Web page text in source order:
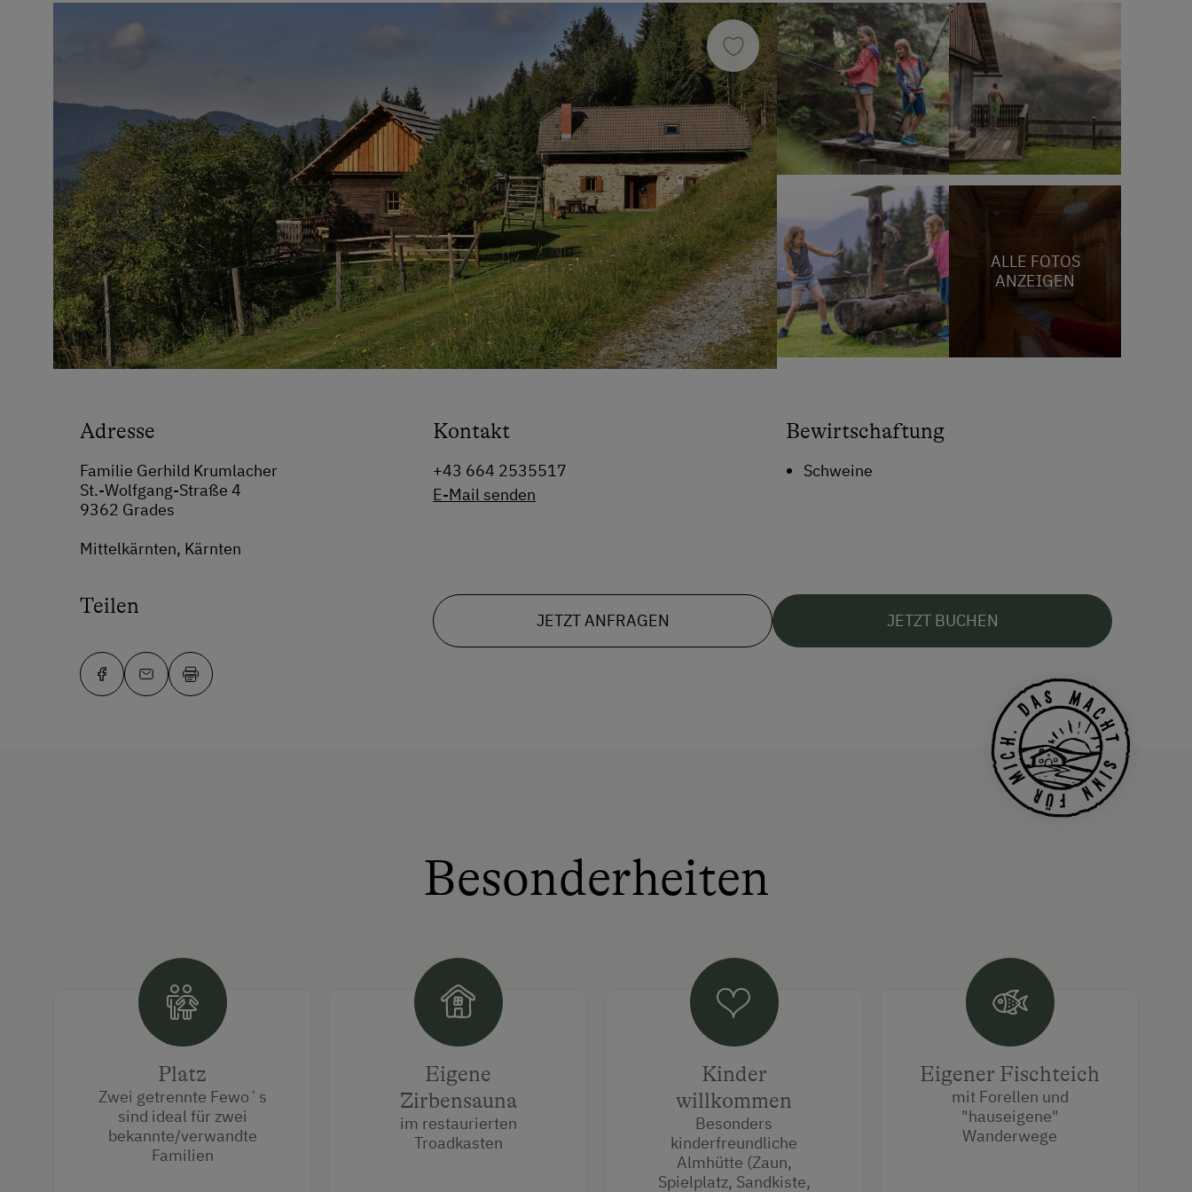
ALLE FOTOS
ANZEIGEN
Adresse
Familie Gerhild Krumlacher
St.-Wolfgang-Straße 4
9362 Grades
Mittelkärnten, Kärnten
Kontakt
+43 664 2535517
E-Mail senden
Bewirtschaftung
Schweine
Teilen
JETZT ANFRAGEN JETZT BUCHEN
Besonderheiten
Platz
Zwei getrennte Fewo`s
sind ideal für zwei
bekannte/verwandte
Familien
Eigene
Zirbensauna
im restaurierten
Troadkasten
Kinder
willkommen
Besonders
kinderfreundliche
Almhütte (Zaun,
Spielplatz, Sandkiste,
Eigener Fischteich
mit Forellen und
"hauseigene"
Wanderwege